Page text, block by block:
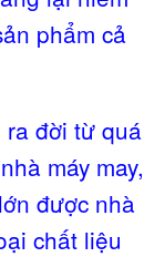
phẩm cả
ra đời từ quá
máy may,
được nhà
chất liệu